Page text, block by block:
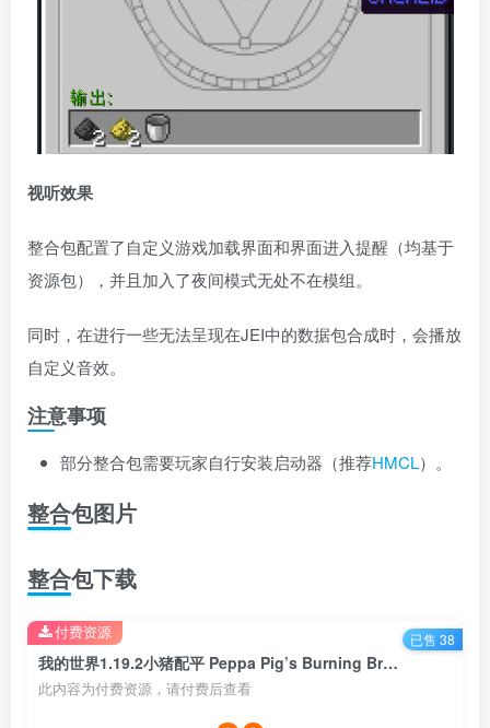
视听效果
整合包配置了自定义游戏加载界面和界面进入提醒（均基于
资源包），并且加入了夜间模式无处不在模组。
同时，在进行一些无法呈现在JEI中的数据包合成时，会播放
自定义音效。
注意事项
部分整合包需要玩家自行安装启动器（推荐HMCL）。
整合包图片
整合包下载
我的世界1.19.2小猪配平 Peppa Pig’s Burning Broom 整合包
此内容为付费资源，请付费后查看
付费资源 已售 38